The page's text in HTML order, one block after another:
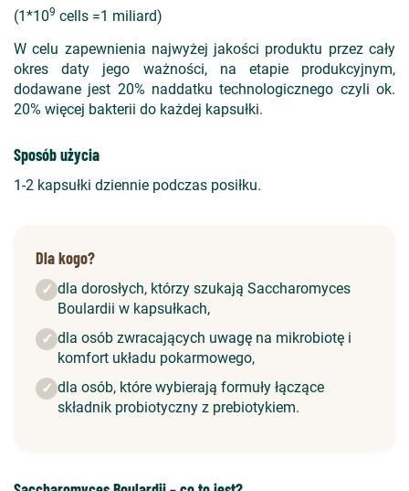
(1*109 cells =1 miliard)
W celu zapewnienia najwyżej jakości produktu przez cały
okres daty jego ważności, na etapie produkcyjnym,
dodawane jest 20% naddatku technologicznego czyli ok.
20% więcej bakterii do każdej kapsułki.
Sposób użycia
1-2 kapsułki dziennie podczas posiłku.
Dla kogo?
✓ dla dorosłych, którzy szukają Saccharomyces
Boulardii w kapsułkach,
✓ dla osób zwracających uwagę na mikrobiotę i
komfort układu pokarmowego,
✓ dla osób, które wybierają formuły łączące
składnik probiotyczny z prebiotykiem.